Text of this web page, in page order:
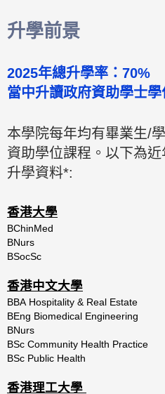
升學前景
2025年總升學率：70%
當中升讀政府資助學士
本學院每年均有畢業生/
資助學位課程。以下為
升學資料*:
香港大學
BChinMed
BNurs
BSocSc
香港中文大學
BBA Hospitality & Real Estate
BEng Biomedical Engineering
BNurs
BSc Community Health Practice
BSc Public Health
香港理工大學